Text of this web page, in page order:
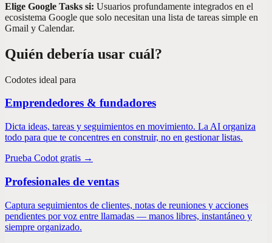
Elige Google Tasks si: Usuarios profundamente integrados en el
ecosistema Google que solo necesitan una lista de tareas simple en
Gmail y Calendar.
Quién debería usar cuál?
Codotes ideal para
Emprendedores & fundadores
Dicta ideas, tareas y seguimientos en movimiento. La AI organiza
todo para que te concentres en construir, no en gestionar listas.
Prueba Codot gratis →
Profesionales de ventas
Captura seguimientos de clientes, notas de reuniones y acciones
pendientes por voz entre llamadas — manos libres, instantáneo y
siempre organizado.